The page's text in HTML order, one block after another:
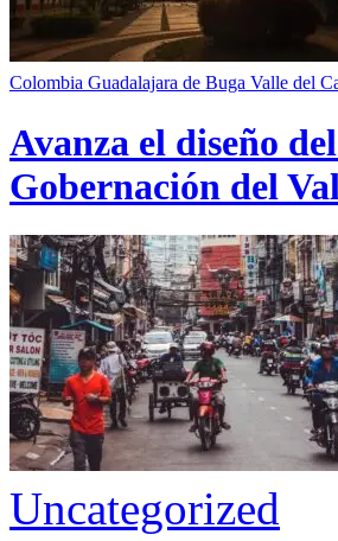
Colombia Guadalajara de Buga Valle del
Avanza el diseño
Gobernación del
Uncategorized